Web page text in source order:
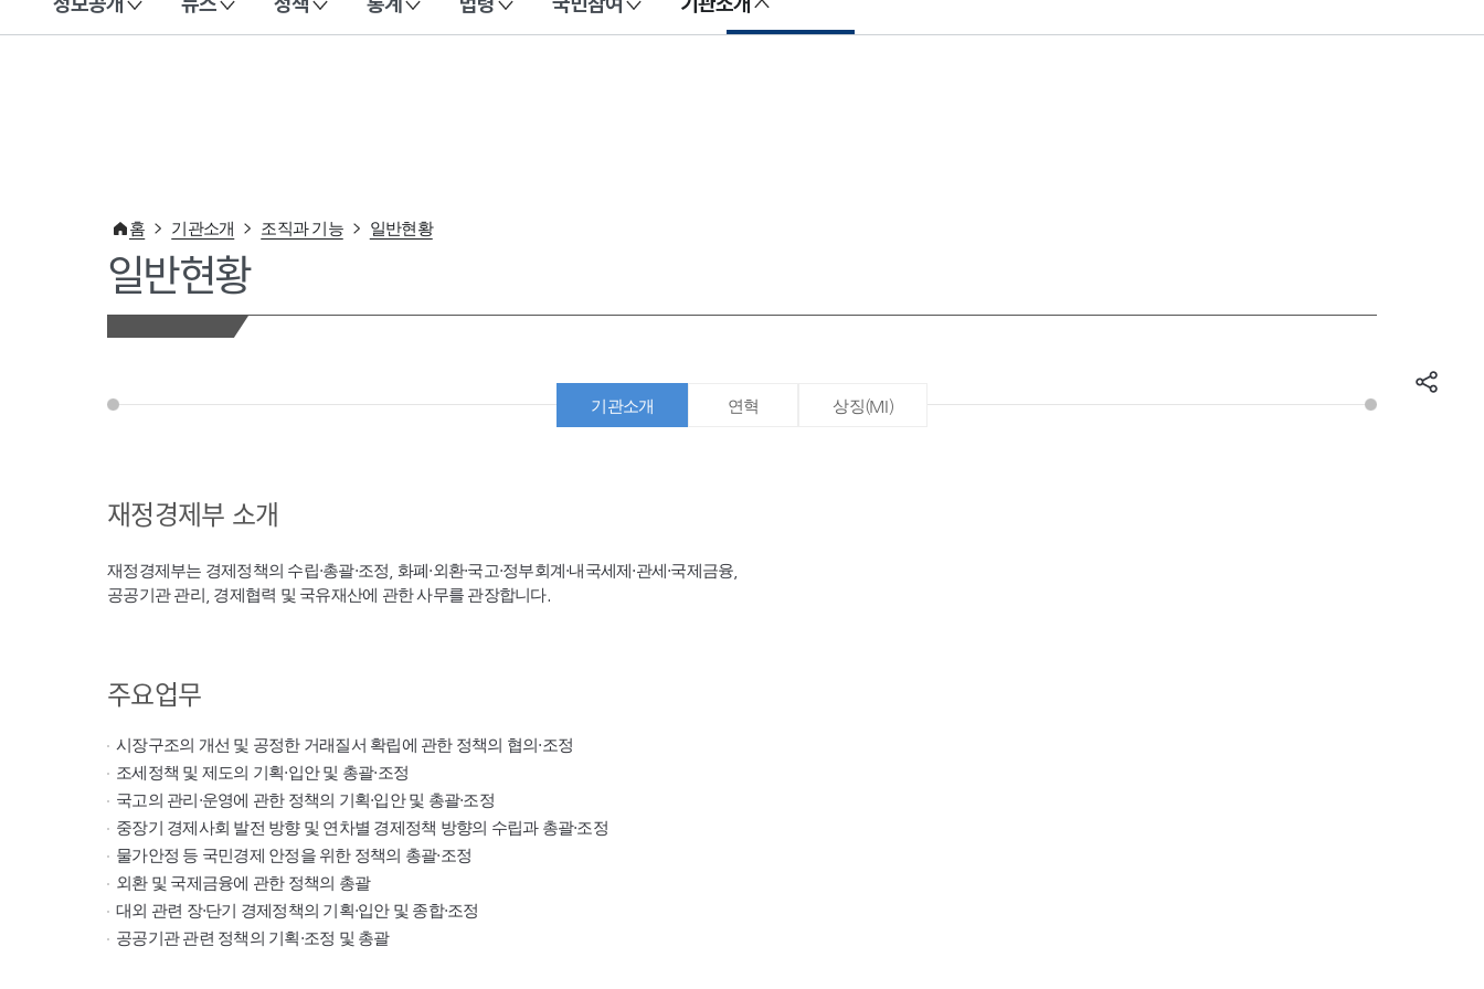
이 누리집은 대한민국 공식 전자정부 누리집입니다.
홈 기관소개 조직과 기능 일반현황
일반현황
기관소개 연혁 상징(MI)
재정경제부 소개
재정경제부는 경제정책의 수립·총괄·조정, 화폐·외환·국고·정부회계·내국세제·관세·국제금융,
공공기관 관리, 경제협력 및 국유재산에 관한 사무를 관장합니다.
주요업무
시장구조의 개선 및 공정한 거래질서 확립에 관한 정책의 협의·조정
조세정책 및 제도의 기획·입안 및 총괄·조정
국고의 관리·운영에 관한 정책의 기획·입안 및 총괄·조정
중장기 경제사회 발전 방향 및 연차별 경제정책 방향의 수립과 총괄·조정
물가안정 등 국민경제 안정을 위한 정책의 총괄·조정
외환 및 국제금융에 관한 정책의 총괄
대외 관련 장·단기 경제정책의 기획·입안 및 종합·조정
공공기관 관련 정책의 기획·조정 및 총괄